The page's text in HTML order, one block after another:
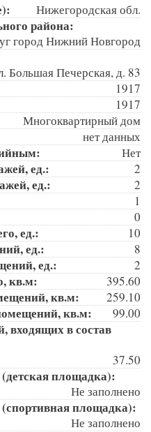
Нижегородская обл.
района:
город Нижний Новгород
Большая Печерская, д. 83
1917
1917
Многоквартирный дом
нет данных
Нет
ед.: 2
ед.: 2
1
0
ед.: 10
ед.: 8
ед.: 2
кв.м: 395.60
кв.м: 259.10
кв.м: 99.00
в состав
37.50
площадка):
Не заполнено
площадка):
Не заполнено